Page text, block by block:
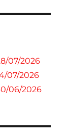
07/2026
07/2026
06/2026